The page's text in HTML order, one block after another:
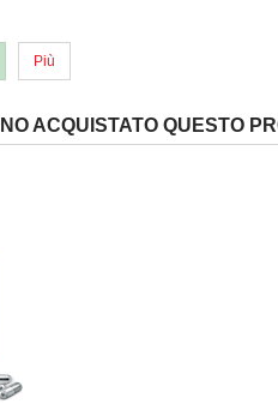
Più
ACQUISTATO QUESTO